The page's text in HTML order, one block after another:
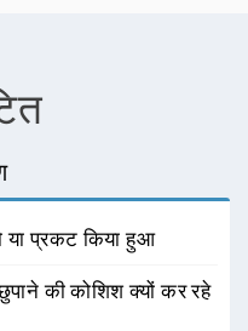
या प्रकट किया हुआ
की कोशिश क्यों कर रहे